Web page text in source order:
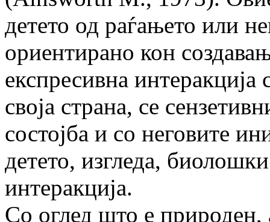
детето од раѓањето или
ориентирано кон
експресивна
своја страна, се
состојба и со неговите
детето, изгледа,
интеракција.
Со оглед што е природен,